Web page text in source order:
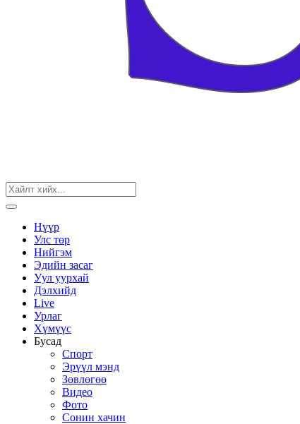
Нүүр
Улс төр
Нийгэм
Эдийн засаг
Уул уурхай
Дэлхийд
Live
Урлаг
Хүмүүс
Бусад
Спорт
Эрүүл мэнд
Зөвлөгөө
Видео
Фото
Сонин хачин